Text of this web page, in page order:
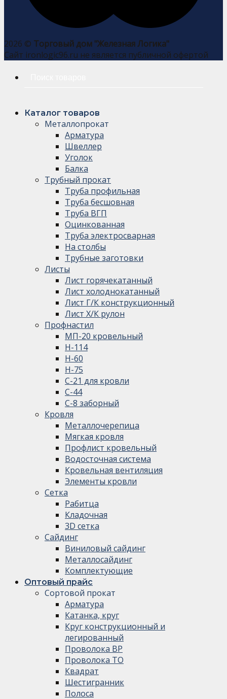
2026 © Торговый дом "Железная Логика"
Сайт ironlogic96.ru не является публичной офертой
Каталог товаров
Металлопрокат
Арматура
Швеллер
Уголок
Балка
Трубный прокат
Труба профильная
Труба бесшовная
Труба ВГП
Оцинкованная
Труба электросварная
На столбы
Трубные заготовки
Листы
Лист горячекатанный
Лист холоднокатанный
Лист Г/К конструкционный
Лист Х/К рулон
Профнастил
МП-20 кровельный
Н-114
Н-60
Н-75
С-21 для кровли
С-44
С-8 заборный
Кровля
Металлочерепица
Мягкая кровля
Профлист кровельный
Водосточная система
Кровельная вентиляция
Элементы кровли
Сетка
Рабитца
Кладочная
3D сетка
Сайдинг
Виниловый сайдинг
Металлосайдинг
Комплектующие
Оптовый прайс
Сортовой прокат
Арматура
Катанка, круг
Круг конструкционный и
легированный
Проволока ВР
Проволока ТО
Квадрат
Шестигранник
Полоса